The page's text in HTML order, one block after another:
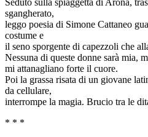
sgangherato,
leggo poesia di Simone Cattaneo
costume e
il seno sporgente di capezzoli che
Nessuna di queste donne sarà mia,
mi attanagliano forte il cuore.
Poi la grassa risata di un giovane
da cellulare,
interrompe la magia. Brucio tra le
* * *